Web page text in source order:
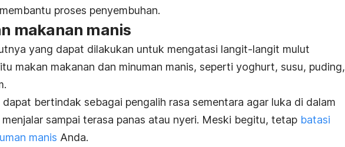
proses penyembuhan.
makanan manis
yang dapat dilakukan untuk mengatasi langit-langit mulut
makan makanan dan minuman manis, seperti yoghurt, susu, puding,
dapat bertindak sebagai pengalih rasa sementara agar luka di dalam
sampai terasa panas atau nyeri. Meski begitu, tetap batasi
manis Anda.